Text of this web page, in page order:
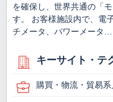
を確保し、世界共通の「
す。 お客様施設内で、電
チメータ、パワーメータ…
キーサイト・テ
購買・物流・貿易